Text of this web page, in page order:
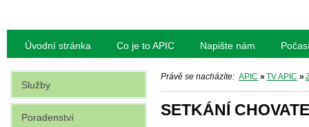
Úvodní stránka Co je to APIC Napište nám
Právě se nacházíte: APIC » TV APIC »
SETKÁNÍ
Služby
Poradenství